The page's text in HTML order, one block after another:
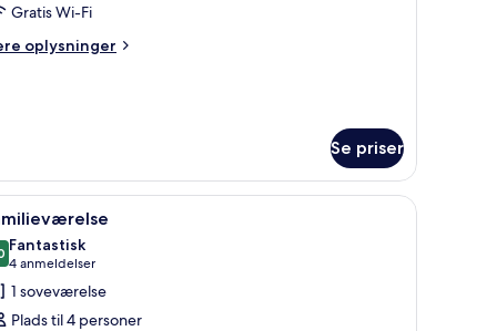
Gratis Wi-Fi
oplysninger
Se priser
skrivebord med stol og et vindue med gardiner.
3
ud af 10
Fantastisk
4 anmeldelser
(4
anmeldelser)
1 soveværelse
Plads til 4 personer